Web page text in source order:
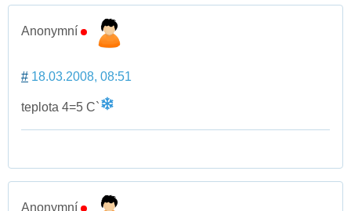
Anonymní
# 18.03.2008, 08:51
teplota 4=5 C`
Anonymní